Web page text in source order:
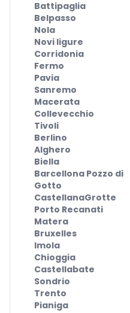
Battipaglia
Belpasso
Nola
Novi ligure
Corridonia
Fermo
Pavia
Sanremo
Macerata
Collevecchio
Tivoli
Berlino
Alghero
Biella
Barcellona Pozzo di
Gotto
CastellanaGrotte
Porto Recanati
Matera
Bruxelles
Imola
Chioggia
Castellabate
Sondrio
Trento
Pianiga